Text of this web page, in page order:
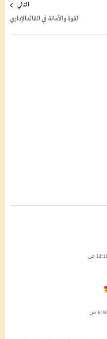
التالي
القوة والأمانة في القائدالإداري